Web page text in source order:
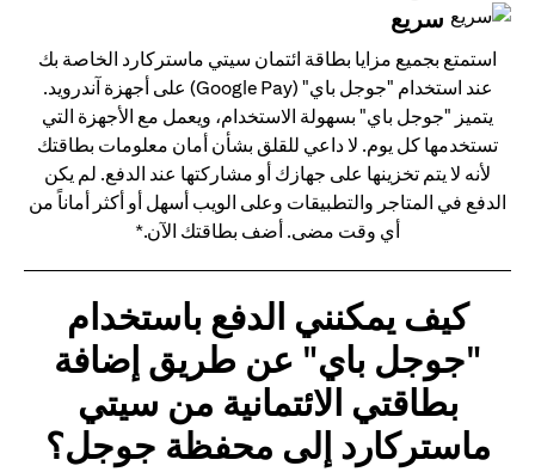
سريع
استمتع بجميع مزايا بطاقة ائتمان سيتي ماستركارد الخاصة بك
عند استخدام "جوجل باي" (Google Pay) على أجهزة آندرويد.
يتميز "جوجل باي" بسهولة الاستخدام، ويعمل مع الأجهزة التي
تستخدمها كل يوم. لا داعي للقلق بشأن أمان معلومات بطاقتك
لأنه لا يتم تخزينها على جهازك أو مشاركتها عند الدفع. لم يكن
الدفع في المتاجر والتطبيقات وعلى الويب أسهل أو أكثر أماناً من
أي وقت مضى. أضف بطاقتك الآن.*
كيف يمكنني الدفع باستخدام
"جوجل باي" عن طريق إضافة
بطاقتي الائتمانية من سيتي
ماستركارد إلى محفظة جوجل؟